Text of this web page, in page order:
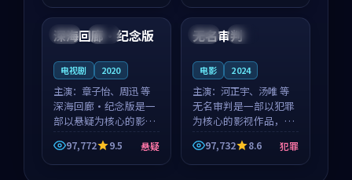
凑，值得推荐观看。
奏紧凑，值得推荐观
中国 杜比
深海回廊·纪念版
电视剧 2020
主演： 章子怡、周迅 等
深海回廊·纪念版是一
部以悬疑为核心的影视
作品，围绕危机、反转
与人物成长展开，整体
节奏紧凑，值得推荐观
97,772 9.5 悬疑
中国 完结
无名审判
电影 2024
主演： 河正宇、汤唯 等
无名审判是一部以犯罪
为核心的影视作品，围
绕危机、反转与人物成
长展开，整体节奏紧
凑，值得推荐观看。
97,732 8.6 犯罪